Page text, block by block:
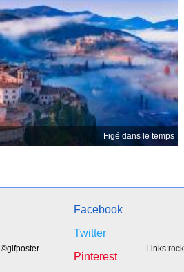
Figé dans le temps
©gifposter
Facebook
Twitter
Pinterest
Links: